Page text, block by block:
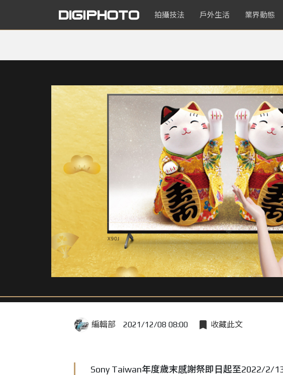
拍攝技法 戶外生活 業界動態
編輯部 2021/12/08 08:00 收藏此文
Sony Taiwan年度歲末感謝祭即日起至2022/2/